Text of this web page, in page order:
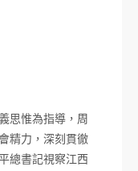
思惟為指導，周
精力，深刻貫徹
總書記視察江西